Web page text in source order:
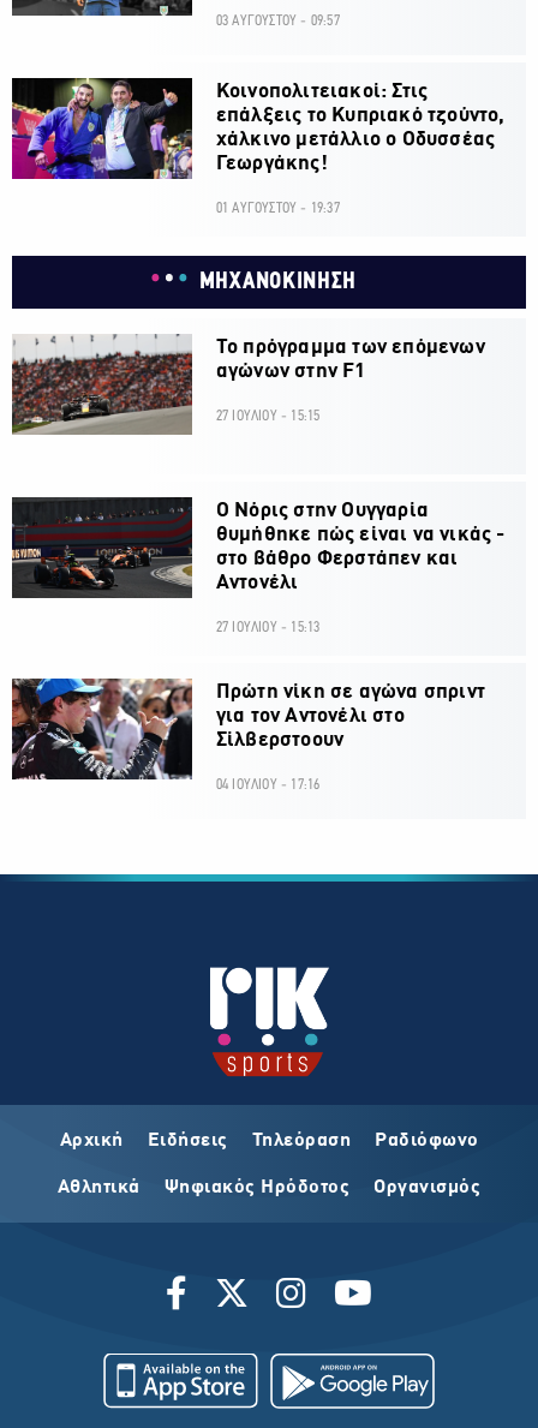
03 ΑΥΓΟΥΣΤΟΥ - 09:57
Κοινοπολιτειακοί: Στις
επάλξεις το Κυπριακό τζούντο,
χάλκινο μετάλλιο ο Οδυσσέας
Γεωργάκης!
01 ΑΥΓΟΥΣΤΟΥ - 19:37
ΜΗΧΑΝΟΚΙΝΗΣΗ
Το πρόγραμμα των επόμενων
αγώνων στην F1
27 ΙΟΥΛΙΟΥ - 15:15
O Νόρις στην Ουγγαρία
θυμήθηκε πώς είναι να νικάς -
στο βάθρο Φερστάπεν και
Αντονέλι
27 ΙΟΥΛΙΟΥ - 15:13
Πρώτη νίκη σε αγώνα σπριντ
για τον Αντονέλι στο
Σίλβερστοουν
04 ΙΟΥΛΙΟΥ - 17:16
Αρχική Ειδήσεις Τηλεόραση Ραδιόφωνο
Αθλητικά Ψηφιακός Ηρόδοτος Οργανισμός